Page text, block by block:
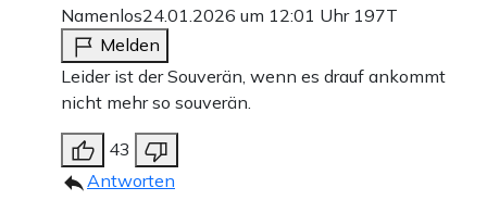
Namenlos24.01.2026 um 12:01 Uhr 197T
Melden
Leider ist der Souverän, wenn es drauf ankommt
nicht mehr so souverän.
43
Antworten